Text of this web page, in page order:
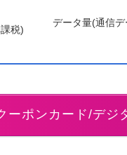
税)
データ量(通信デ
ーポンカード/デジ